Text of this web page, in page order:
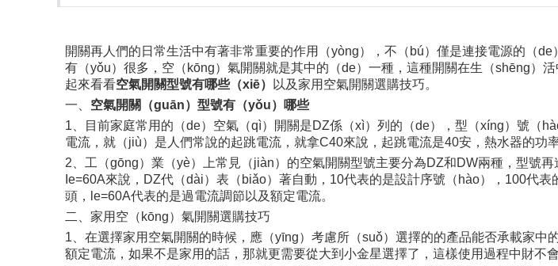
開關再人們的日常生活中有著非常重要的作用（yòng），不（bú）僅是連接電源的（
有（yǒu）很多，空（kōng）氣開關就是其中的（de）一種，這種開關在生（shēng）
起來看看空氣開關型號有哪些（xiē）
以及家用空氣開關選購技巧。
一、 空氣開關（guān）型號有（yǒu）哪些
1、目前家庭常用的（de）空氣（qì）開關是DZ係（xì）列的（de），型（xíng）號（
電流，就（jiù）是人們常說的起跳電流，就拿C40來說，起跳電流是40安，熱水器的功
2、工（gōng）業（yè）上常見（jiàn）的空氣開關型號主要分為DZ和DW兩種，型號
Ie=60A來說，DZ代（dài）表（biǎo）著自動，10代表的是設計序號（hào），100代
頭，le=60A代表的是過電流調節以及額定電流。
二、家用空（kōng）氣開關選購技巧
1、在選擇家用空氣開關的時候，應（yīng）考慮所（suǒ）選擇的的產品能否承載家
額定電流，如果不是家用的話，那就更需要從大到小金星選擇了，這樣使用過程中財不